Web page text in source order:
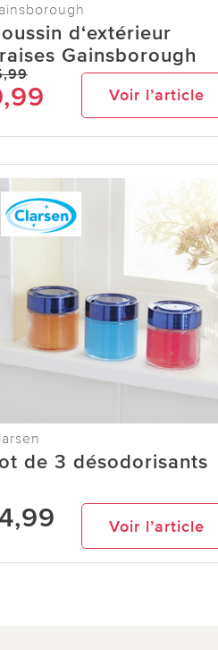
d‘extérieur
Gainsborough
Voir l’article
de 3 désodorisants
Voir l’article